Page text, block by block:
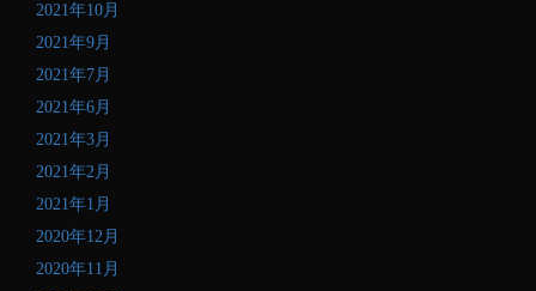
2021年10月
2021年9月
2021年7月
2021年6月
2021年3月
2021年2月
2021年1月
2020年12月
2020年11月